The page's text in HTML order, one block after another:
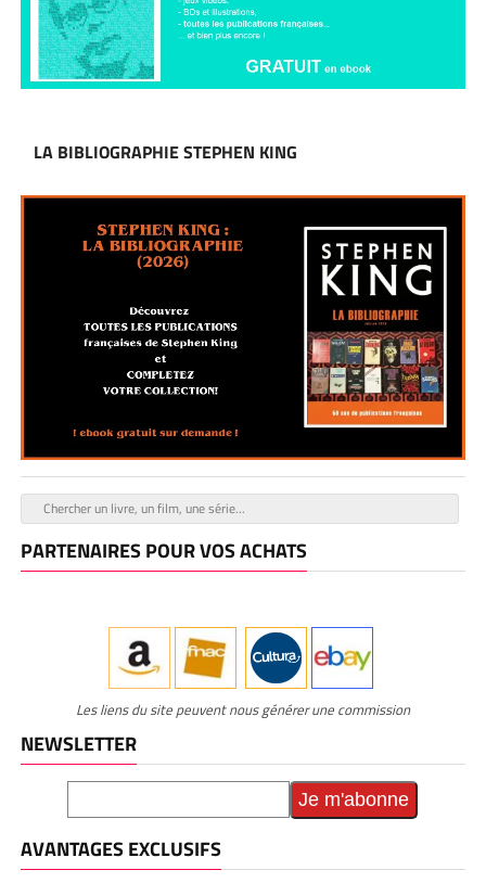
LA BIBLIOGRAPHIE STEPHEN KING
PARTENAIRES POUR VOS ACHATS
Les liens du site peuvent nous générer une commission
NEWSLETTER
AVANTAGES EXCLUSIFS